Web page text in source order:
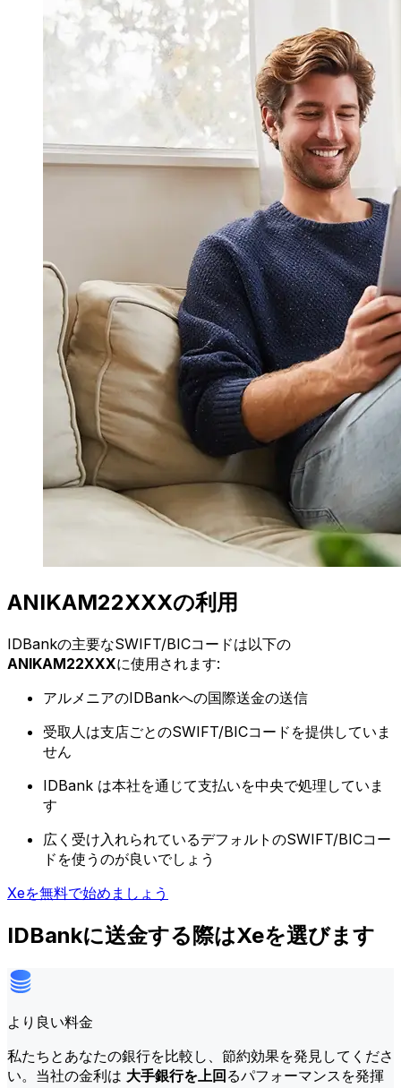
ANIKAM22XXXの利用
IDBankの主要なSWIFT/BICコードは以下の
ANIKAM22XXXに使用されます:
アルメニアのIDBankへの国際送金の送信
受取人は支店ごとのSWIFT/BICコードを提供していま
せん
IDBank は本社を通じて支払いを中央で処理していま
す
広く受け入れられているデフォルトのSWIFT/BICコー
ドを使うのが良いでしょう
Xeを無料で始めましょう
IDBankに送金する際はXeを選びます
より良い料金
私たちとあなたの銀行を比較し、節約効果を発見してくださ
い。当社の金利は 大手銀行を上回るパフォーマンスを発揮